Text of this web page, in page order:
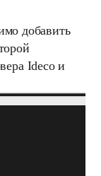
добавить
Ideco и